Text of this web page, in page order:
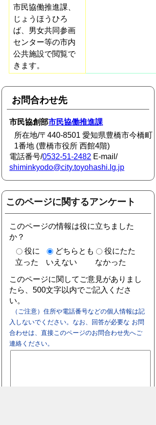
市民協働推進課、
じょうほうひろ
ば、男女共同参画
センター等の市内
公共施設で閲覧で
きます。
お問合わせ先
市民協創部市民協働推進課
所在地/〒440-8501 愛知県豊橋市今橋町
1番地 (豊橋市役所 西館4階)
電話番号/0532-51-2482 E-mail/
shiminkyodo@city.toyohashi.lg.jp
このページに関するアンケート
このページの情報は役に立ちました
か？
役に
立った
どちらとも
いえない
役にたた
なかった
このページに関してご意見がありまし
たら、500文字以内でご記入くださ
い。
（ご注意）住所や電話番号などの個人情報は記
入しないでください。なお、回答が必要な お問
合わせは、直接このページのお問合わせ先へご
連絡ください。